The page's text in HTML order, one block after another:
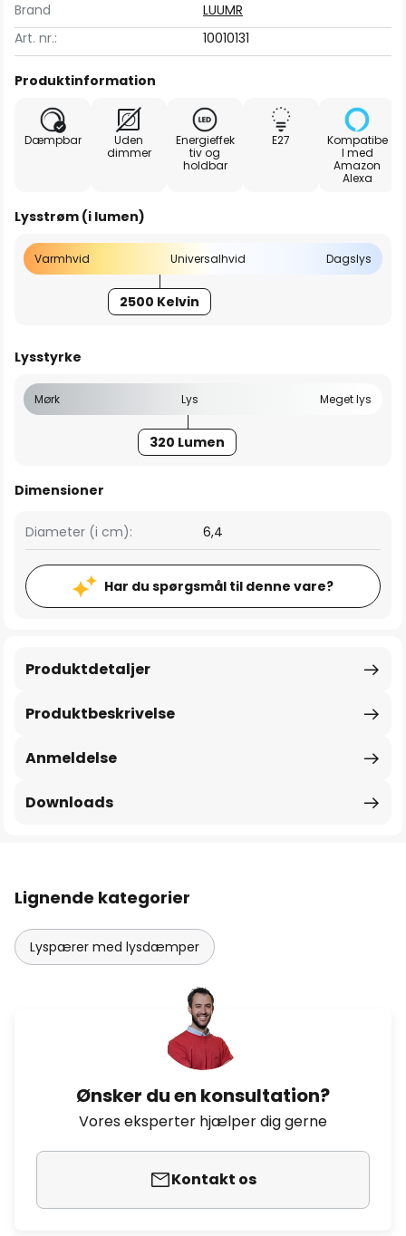
Brand
LUUMR
Art. nr.:
10010131
Produktinformation
Dæmpbar
Uden
dimmer
Energieffek
tiv og
holdbar
E27
Kompatibe
l med
Amazon
Alexa
Lysstrøm (i lumen)
Varmhvid Universalhvid Dagslys
2500 Kelvin
Lysstyrke
Mørk Lys Meget lys
320 Lumen
Dimensioner
Diameter (i cm): 6,4
Har du spørgsmål til denne vare?
Produktbeskrivelse
Produktdetaljer
Anmeldelse
Downloads
Lignende kategorier
Lyspærer med lysdæmper
Ønsker du en konsultation?
Vores eksperter hjælper dig gerne
Kontakt os